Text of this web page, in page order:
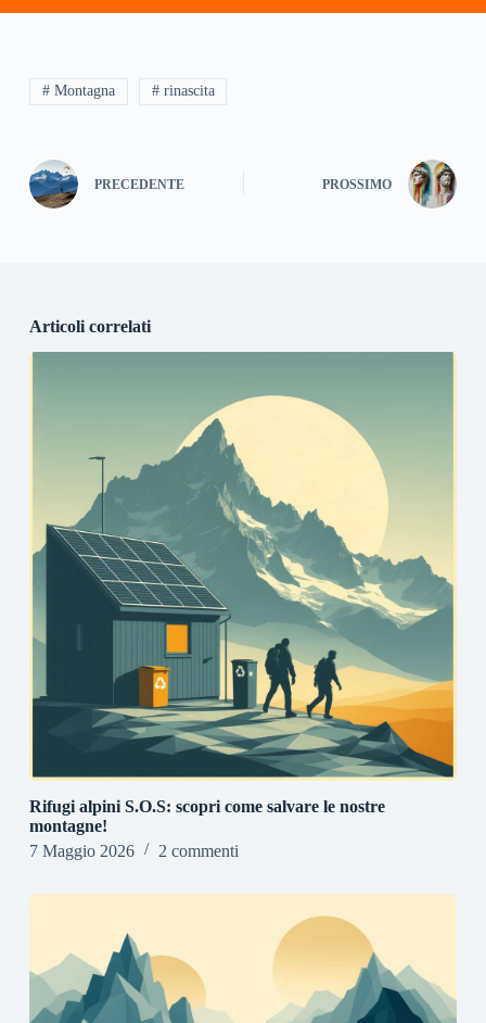
# Montagna # rinascita
PRECEDENTE PROSSIMO
Articoli correlati
Rifugi alpini S.O.S: scopri come salvare le nostre
montagne!
7 Maggio 2026
2 commenti